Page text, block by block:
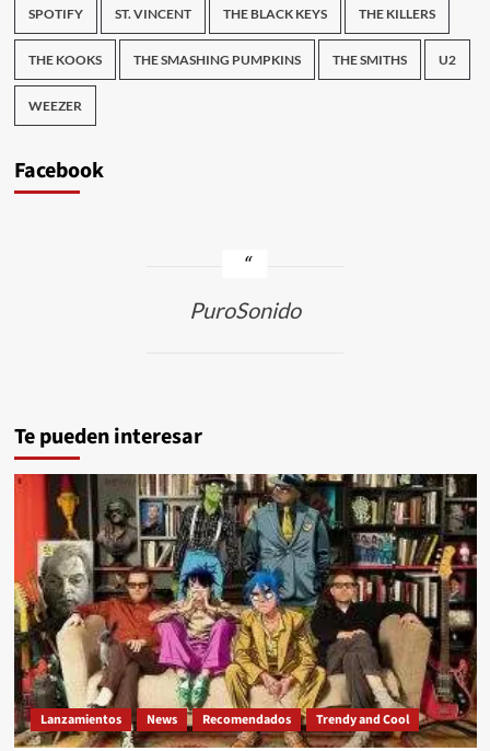
SPOTIFY ST. VINCENT THE BLACK KEYS THE KILLERS
THE KOOKS THE SMASHING PUMPKINS THE SMITHS U2
WEEZER
Facebook
PuroSonido
Te pueden interesar
Lanzamientos News Recomendados Trendy and Cool